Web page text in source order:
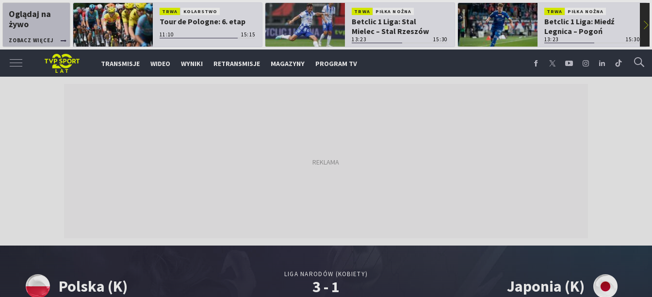
Oglądaj na
żywo
ZOBACZ WIĘCEJ
TRWA KOLARSTWO
Tour de Pologne: 6. etap
11:10 15:15
TRWA PIŁKA NOŻNA
Betclic 1 Liga: Stal
Mielec – Stal Rzeszów
13:23 15:30
TRWA PIŁKA NOŻNA
Betclic 1 Liga: Miedź
Legnica – Pogoń
Grodzisk Mazowiecki
13:23 15:30
▶
TRANSMISJE WIDEO WYNIKI RETRANSMISJE MAGAZYNY PROGRAM TV
Polska (K)
LIGA NARODÓW (KOBIETY)
3 - 1 Japonia (K)